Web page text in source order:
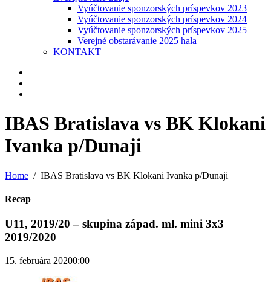
Vyúčtovanie sponzorských príspevkov 2023
Vyúčtovanie sponzorských príspevkov 2024
Vyúčtovanie sponzorských príspevkov 2025
Verejné obstarávanie 2025 hala
KONTAKT
IBAS Bratislava vs BK Klokani
Ivanka p/Dunaji
Home IBAS Bratislava vs BK Klokani Ivanka p/Dunaji
Recap
U11, 2019/20 – skupina západ. ml. mini 3x3
2019/2020
15. februára 20200:00